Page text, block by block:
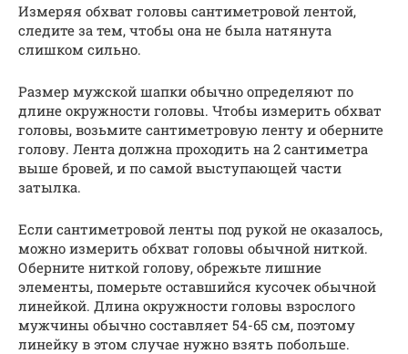
Измеряя обхват головы сантиметровой лентой,
следите за тем, чтобы она не была натянута
слишком сильно.
Размер мужской шапки обычно определяют по
длине окружности головы. Чтобы измерить обхват
головы, возьмите сантиметровую ленту и оберните
голову. Лента должна проходить на 2 сантиметра
выше бровей, и по самой выступающей части
затылка.
Если сантиметровой ленты под рукой не оказалось,
можно измерить обхват головы обычной ниткой.
Оберните ниткой голову, обрежьте лишние
элементы, померьте оставшийся кусочек обычной
линейкой. Длина окружности головы взрослого
мужчины обычно составляет 54-65 см, поэтому
линейку в этом случае нужно взять побольше.